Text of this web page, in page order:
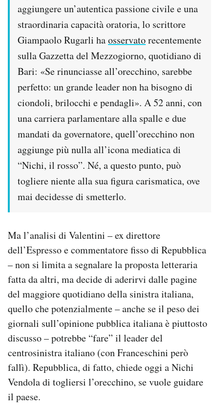
aggiungere un’autentica passione civile e una
straordinaria capacità oratoria, lo scrittore
Giampaolo Rugarli haosservatorecentemente
sulla Gazzetta del Mezzogiorno, quotidiano di
Bari: «Se rinunciasse all’orecchino, sarebbe
perfetto: un grande leader non ha bisogno di
ciondoli, brilocchi e pendagli». A 52 anni, con
una carriera parlamentare alla spalle e due
mandati da governatore, quell’orecchino non
aggiunge più nulla all’icona mediatica di
“Nichi, il rosso”. Né, a questo punto, può
togliere niente alla sua figura carismatica, ove
mai decidesse di smetterlo.
Ma l’analisi di Valentini – ex direttore
dell’Espresso e commentatore fisso di Repubblica
– non si limita a segnalare la proposta letteraria
fatta da altri, ma decide di aderirvi dalle pagine
del maggiore quotidiano della sinistra italiana,
quello che potenzialmente – anche se il peso dei
giornali sull’opinione pubblica italiana è piuttosto
discusso – potrebbe “fare” il leader del
centrosinistra italiano (con Franceschini però
fallì). Repubblica, di fatto, chiede oggi a Nichi
Vendola di togliersi l’orecchino, se vuole guidare
il paese.